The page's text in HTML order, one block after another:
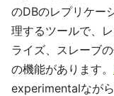
のDBのレプリケ
理するツールで、
ライズ、スレーブ
の機能があります。
experimentalながら